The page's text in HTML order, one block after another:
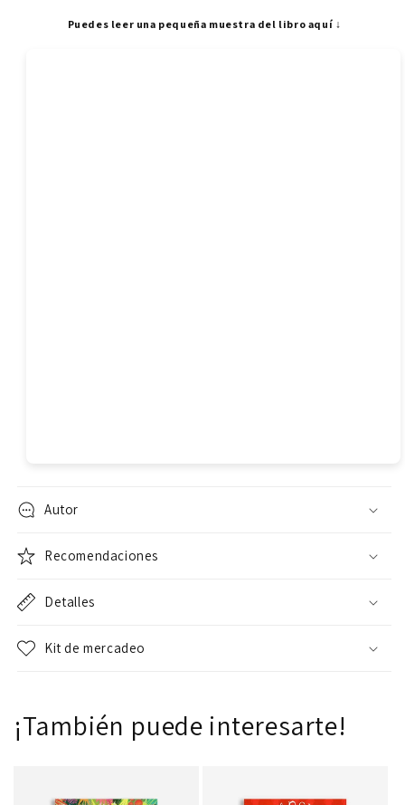
Puedes leer una pequeña muestra del libro aquí ↓
Autor
Recomendaciones
Detalles
Kit de mercadeo
¡También puede interesarte!